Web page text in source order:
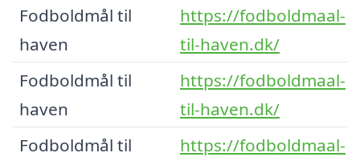
Fodboldmål til
haven
https://fodboldmaal-
til-haven.dk/
Fodboldmål til
haven
https://fodboldmaal-
til-haven.dk/
Fodboldmål til
https://fodboldmaal-